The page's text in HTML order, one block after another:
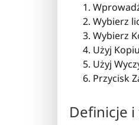
Wybierz
Wybierz
Użyj
Użyj
Przycisk
Definicje